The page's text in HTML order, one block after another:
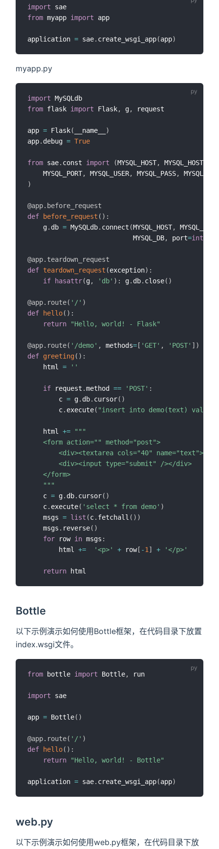
import
from myapp import app
application = sae. create_wsgi_app(app)
myapp.py
import
from flask import Flask, g, request
app = Flask( __name__
)
app. debug = True
from sae. const import (MYSQL_HOST, MYSQL_HOST_S
    MYSQL_PORT
, MYSQL_USER, MYSQL_PASS,
)
@app. before_request
def
before_request ( ) :
    g
. db = MySQLdb. connect (MYSQL_HOST,
MYSQL_USER
                           MYSQL_DB
, port=int
@app. teardown_request
def teardown_request (exception) :
if
hasattr(g, 'db' ) : g. db. close( )
@app. route( '/' )
def
hello( ) :
return
"Hello, world! - Flask"
@app. route( '/demo' , methods= [ 'GET' , 'POST' ] )
def greeting( ) :
    html
= ''
if request .method == 'POST' :
        c
= g. db. cursor( )
        c
. execute( "insert into demo(text)
    html
+=
"""
    <form action="" method="post">
<div><textarea cols="40" name="text"></
        <div><input type="submit" /></div>
    </form>
    """
    c
= g. db. cursor( )
    c
. execute( 'select * from demo' )
    msgs
= list (c. fetchall ( ) )
    msgs
. reverse( )
for row in msgs :
        html
+= '<p>' + row[ -1 ] + '</p>'
return
Bottle
以下示例演示如何使用Bottle框架，在代码目录下放置
index.wsgi文件。
from bottle import Bottle, run
import sae
app = Bottle( )
@app. route( '/' )
def
hello( ) :
return
"Hello, world! - Bottle"
application = sae. create_wsgi_app(app)
web.py
以下示例演示如何使用web.py框架，在代码目录下放